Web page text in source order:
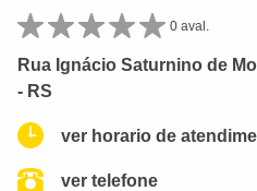
0 aval.
Rua Ignácio Saturnino de
- RS
ver horario de
ver telefone